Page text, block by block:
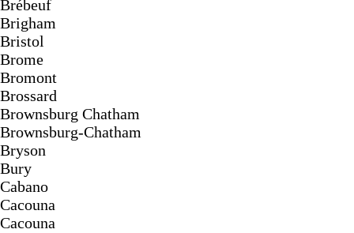
Brébeuf
Brigham
Bristol
Brome
Bromont
Brossard
Brownsburg Chatham
Brownsburg-Chatham
Bryson
Bury
Cabano
Cacouna
Cacouna